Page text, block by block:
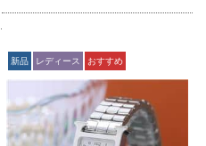
新品 レディース おすすめ